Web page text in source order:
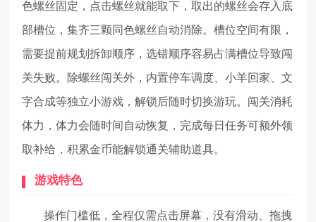
色螺丝固定，点击螺丝就能取下，取出的螺丝会存入底
部槽位，集齐三颗同色螺丝自动消除。槽位空间有限，
需要提前规划拆卸顺序，选错顺序容易占满槽位导致闯
关失败。除螺丝闯关外，内置停车调度、小羊回家、文
字合成等独立小游戏，解锁后随时切换游玩。闯关消耗
体力，体力会随时间自动恢复，完成每日任务可额外领
取补给，积累金币能解锁通关辅助道具。
游戏特色
操作门槛低，全程仅需点击屏幕，没有滑动、拖拽